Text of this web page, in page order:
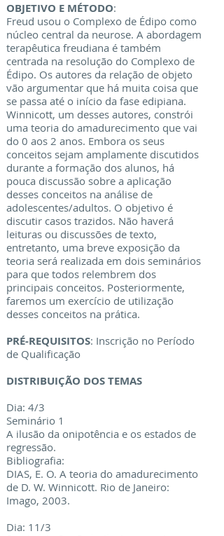
OBJETIVO E MÉTODO:
Freud usou o Complexo de Édipo como
núcleo central da neurose. A abordagem
terapêutica freudiana é também
centrada na resolução do Complexo de
Édipo. Os autores da relação de objeto
vão argumentar que há muita coisa que
se passa até o início da fase edipiana.
Winnicott, um desses autores, constrói
uma teoria do amadurecimento que vai
do 0 aos 2 anos. Embora os seus
conceitos sejam amplamente discutidos
durante a formação dos alunos, há
pouca discussão sobre a aplicação
desses conceitos na análise de
adolescentes/adultos. O objetivo é
discutir casos trazidos. Não haverá
leituras ou discussões de texto,
entretanto, uma breve exposição da
teoria será realizada em dois seminários
para que todos relembrem dos
principais conceitos. Posteriormente,
faremos um exercício de utilização
desses conceitos na prática.
PRÉ-REQUISITOS: Inscrição no Período
de Qualificação
DISTRIBUIÇÃO DOS TEMAS
Dia: 4/3
Seminário 1
A ilusão da onipotência e os estados de
regressão.
Bibliografia:
DIAS, E. O. A teoria do amadurecimento
de D. W. Winnicott. Rio de Janeiro:
Imago, 2003.
Dia: 11/3